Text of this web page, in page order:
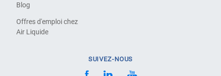
Blog
Offres d'emploi chez
Air Liquide
SUIVEZ-NOUS